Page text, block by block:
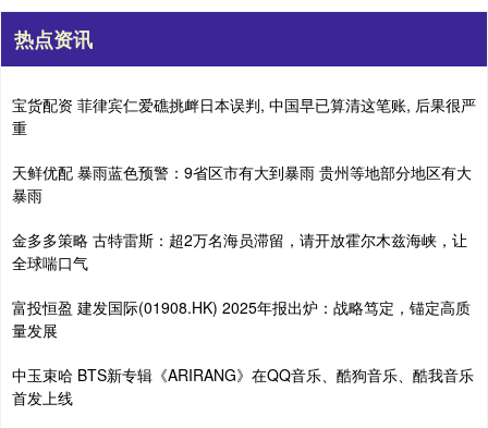
热点资讯
宝货配资 菲律宾仁爱礁挑衅日本误判, 中国早已算清这笔账, 后果很严
重
天鲜优配 暴雨蓝色预警：9省区市有大到暴雨 贵州等地部分地区有大
暴雨
金多多策略 古特雷斯：超2万名海员滞留，请开放霍尔木兹海峡，让
全球喘口气
富投恒盈 建发国际(01908.HK) 2025年报出炉：战略笃定，锚定高质
量发展
中玉束哈 BTS新专辑《ARIRANG》在QQ音乐、酷狗音乐、酷我音乐
首发上线